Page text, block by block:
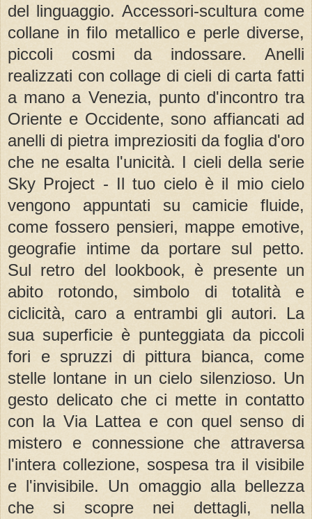
del linguaggio. Accessori-scultura come
collane in filo metallico e perle diverse,
piccoli cosmi da indossare. Anelli
realizzati con collage di cieli di carta fatti
a mano a Venezia, punto d'incontro tra
Oriente e Occidente, sono affiancati ad
anelli di pietra impreziositi da foglia d'oro
che ne esalta l'unicità. I cieli della serie
Sky Project - Il tuo cielo è il mio cielo
vengono appuntati su camicie fluide,
come fossero pensieri, mappe emotive,
geografie intime da portare sul petto.
Sul retro del lookbook, è presente un
abito rotondo, simbolo di totalità e
ciclicità, caro a entrambi gli autori. La
sua superficie è punteggiata da piccoli
fori e spruzzi di pittura bianca, come
stelle lontane in un cielo silenzioso. Un
gesto delicato che ci mette in contatto
con la Via Lattea e con quel senso di
mistero e connessione che attraversa
l'intera collezione, sospesa tra il visibile
e l'invisibile. Un omaggio alla bellezza
che si scopre nei dettagli, nella